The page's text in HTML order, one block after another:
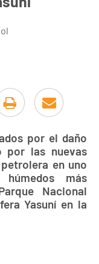
por el daño
por las nuevas
en uno
más
Nacional
Yasuní en la